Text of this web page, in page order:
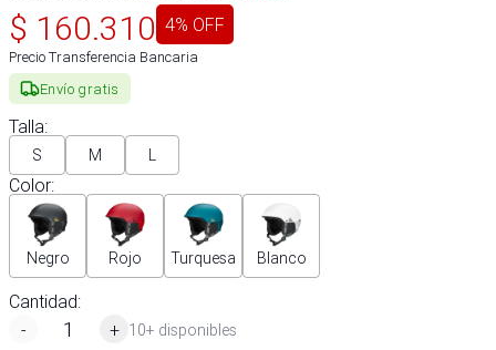
$ 160.310 4% OFF
Precio Transferencia Bancaria
Envío gratis
Talla:
S M L
Color:
Negro Rojo Turquesa Blanco
Cantidad:
-
+ 10+ disponibles